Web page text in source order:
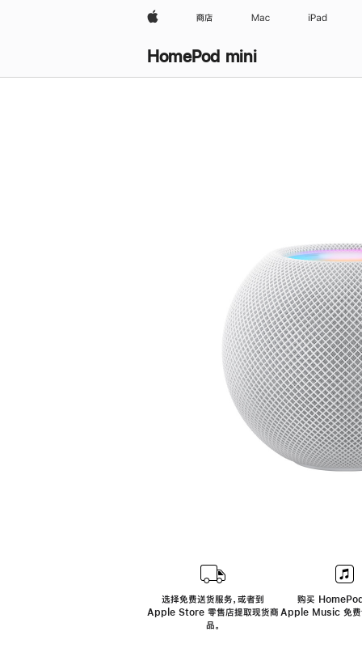
Apple 商店 Mac iPad
HomePod mini
选择免费送货服务，或者到
Apple Store 零售店提取现货商
品。
购买
Apple Music 免费